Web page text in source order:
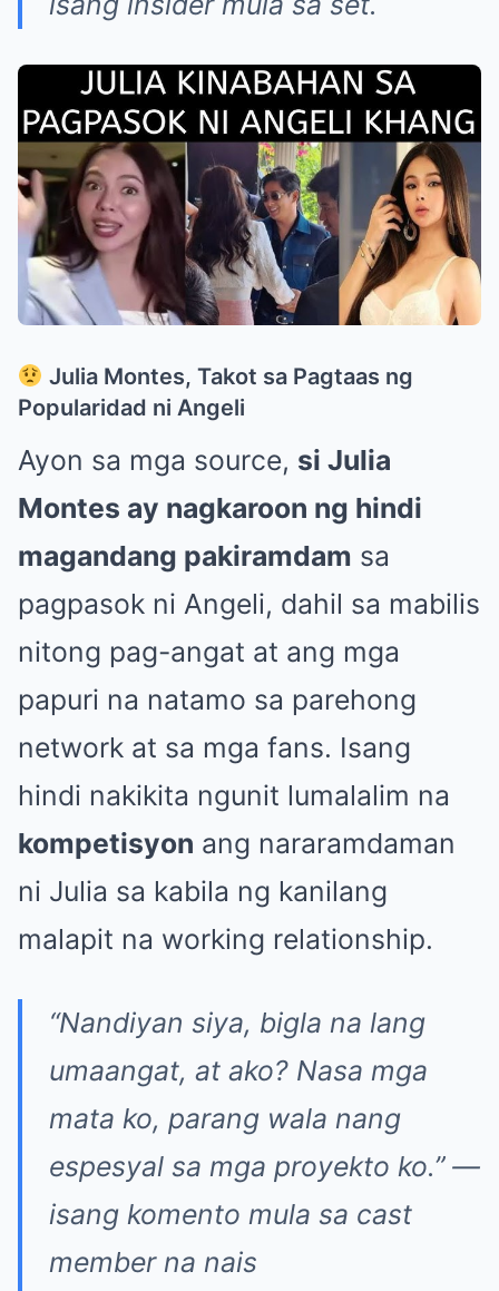
Julia Montes, Takot sa Pagtaas ng
Popularidad ni Angeli
Ayon sa mga source, si Julia
Montes ay nagkaroon ng hindi
magandang pakiramdam sa
pagpasok ni Angeli, dahil sa mabilis
nitong pag-angat at ang mga
papuri na natamo sa parehong
network at sa mga fans. Isang
hindi nakikita ngunit lumalalim na
kompetisyon ang nararamdaman
ni Julia sa kabila ng kanilang
malapit na working relationship.
“Nandiyan siya, bigla na lang
umaangat, at ako? Nasa mga
mata ko, parang wala nang
espesyal sa mga proyekto ko.”—
isang komento mula sa cast
member na nais